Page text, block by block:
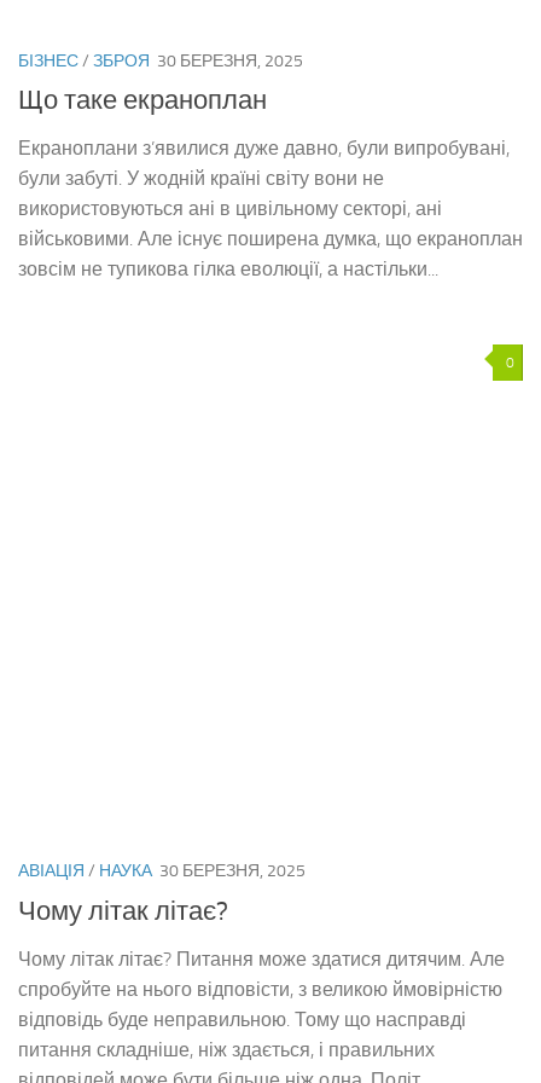
БІЗНЕС/ ЗБРОЯ 30 БЕРЕЗНЯ, 2025
Що таке екраноплан
Екраноплани з’явилися дуже давно, були випробувані,
були забуті. У жодній країні світу вони не
використовуються ані в цивільному секторі, ані
військовими. Але існує поширена думка, що екраноплан
зовсім не тупикова гілка еволюції, а настільки...
0
АВІАЦІЯ / НАУКА 30 БЕРЕЗНЯ, 2025
Чому літак літає?
Чому літак літає? Питання може здатися дитячим. Але
спробуйте на нього відповісти, з великою ймовірністю
відповідь буде неправильною. Тому що насправді
питання складніше, ніж здається, і правильних